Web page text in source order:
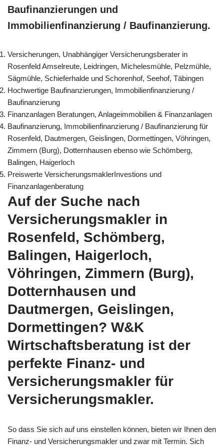
Baufinanzierungen und
Immobilienfinanzierung / Baufinanzierung.
Versicherungen, Unabhängiger Versicherungsberater in
Rosenfeld Amselreute, Leidringen, Michelesmühle, Pelzmühle,
Sägmühle, Schieferhalde und Schorenhof, Seehof, Täbingen
Hochwertige Baufinanzierungen, Immobilienfinanzierung /
Baufinanzierung
Finanzanlagen Beratungen, Anlageimmobilien & Finanzanlagen
Baufinanzierung, Immobilienfinanzierung / Baufinanzierung für
Rosenfeld, Dautmergen, Geislingen, Dormettingen, Vöhringen,
Zimmern (Burg), Dotternhausen ebenso wie Schömberg,
Balingen, Haigerloch
Preiswerte VersicherungsmaklerInvestions und
Finanzanlagenberatung
Auf der Suche nach
Versicherungsmakler in
Rosenfeld, Schömberg,
Balingen, Haigerloch,
Vöhringen, Zimmern (Burg),
Dotternhausen und
Dautmergen, Geislingen,
Dormettingen? W&K
Wirtschaftsberatung ist der
perfekte Finanz- und
Versicherungsmakler für
Versicherungsmakler.
So dass Sie sich auf uns einstellen können, bieten wir Ihnen den
Finanz- und Versicherungsmakler und zwar mit Termin. Sich